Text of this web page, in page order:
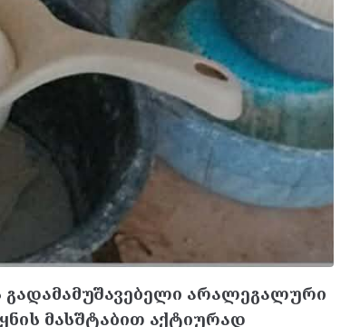
არალეგალური
მასშტაბით აქტიურად